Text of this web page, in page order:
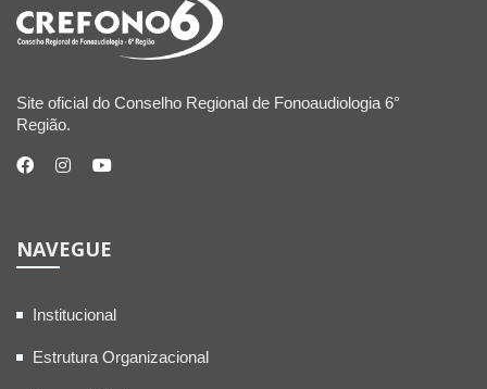
Site oficial do Conselho Regional de Fonoaudiologia 6°
Região.
NAVEGUE
Institucional
Estrutura Organizacional